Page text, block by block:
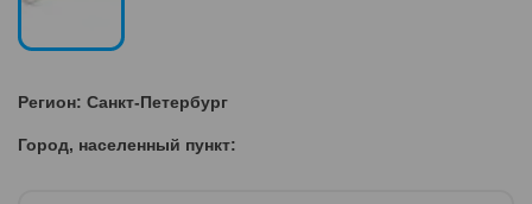
Регион: Санкт-Петербург
Город, населенный пункт: